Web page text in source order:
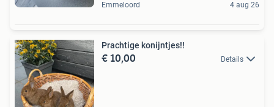
Emmeloord 4 aug 26
Prachtige konijntjes!!
€ 10,00 Details